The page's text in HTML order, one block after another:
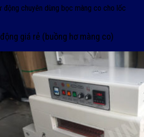
động chuyên dùng bọc màng co cho lốc
giá rẻ (buồng hơ màng co)